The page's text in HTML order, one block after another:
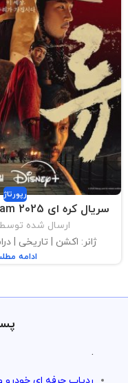
رپورتاژ
سریال کره ای The Murky Stream 2025
ارسال شده
ژانر: اکشن | تاریخی |
ادامه
.